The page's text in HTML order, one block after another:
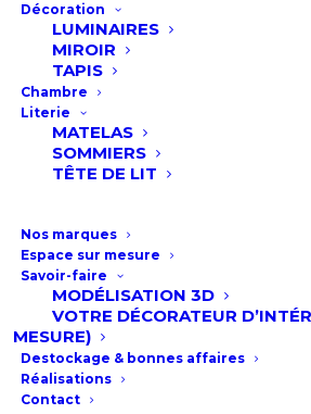
Décoration
LUMINAIRES
MIROIR
TAPIS
Chambre
Literie
MATELAS
SOMMIERS
TÊTE DE LIT
Nos marques
Espace sur mesure
Savoir-faire
MODÉLISATION 3D
VOTRE DÉCORATEUR
MESURE)
Destockage & bonnes affaires
Réalisations
Contact
Ce duo de consoles associe
chaleur du bois à la rigueur
Le plateau en manguier massif
charme naturel, tandis que la
noir satiné, avec ses lignes
minimalistes, offre une touche
contemporaine. Ces consoles
parfaitement dans un intérieur